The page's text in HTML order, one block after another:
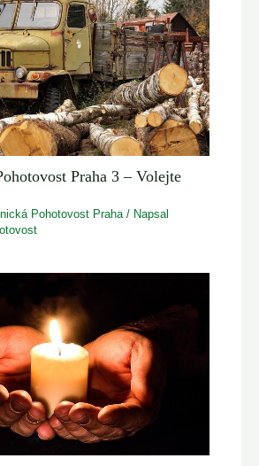
Praha 3 – Volejte
Pohotovost Praha / Napsal